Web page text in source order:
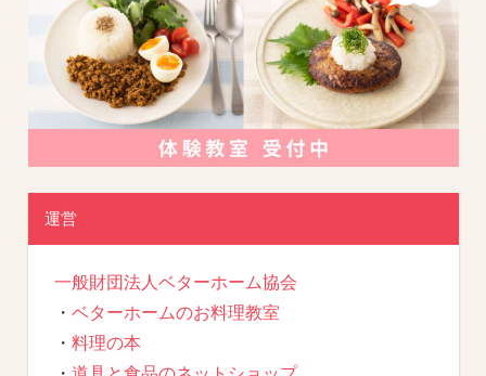
運営
一般財団法人ベターホーム協会
・ ベターホームのお料理教室
・ 料理の本